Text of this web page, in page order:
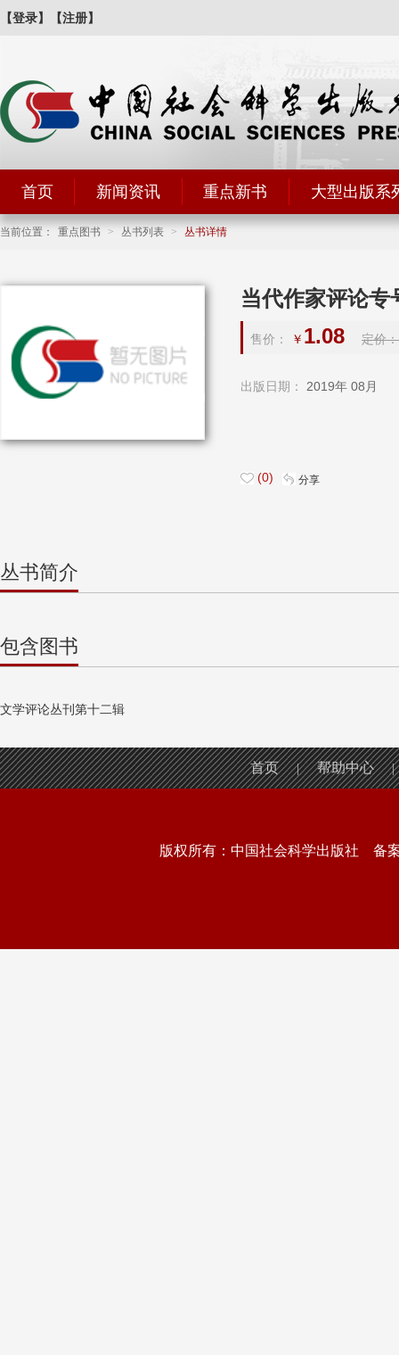
【登录】 【注册】
首页 新闻资讯 重点新书 大型出版系
当前位置： 重点图书 > 丛书列表 > 丛书详情
当代作家评论专
售价： ￥ 1.08 定价
出版日期： 2019年 08月
(0) 分享
丛书简介
包含图书
文学评论丛刊第十二辑
首页 | 帮助中心 |
版权所有：中国社会科学出版社 备